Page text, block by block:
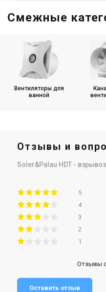
Смежные
Вентиляторы для
ванной
Отзывы и
Soler&Palau HDT -
5
4
3
2
1
Отзывы
Оставить отзыв